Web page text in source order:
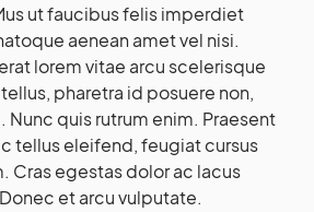
ut faucibus felis imperdiet
aenean amet vel nisi.
lorem vitae arcu scelerisque
pharetra id posuere non,
Nunc quis rutrum enim. Praesent
tellus eleifend, feugiat cursus
Cras egestas dolor ac lacus
et arcu vulputate.